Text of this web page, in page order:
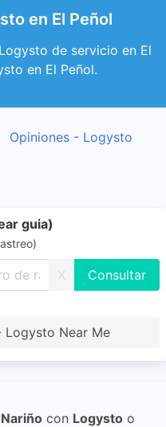
en El Peñol
de servicio en El
en El Peñol.
Opiniones - Logysto
guia)
X
Near Me
con Logysto o